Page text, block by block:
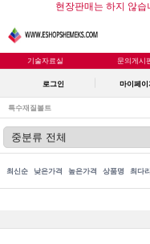
현장판매는 하지 않
기술자료실 문의게시
로그인 마이페이
특수재질볼트
최신순 낮은가격 높은가격 상품명 최다